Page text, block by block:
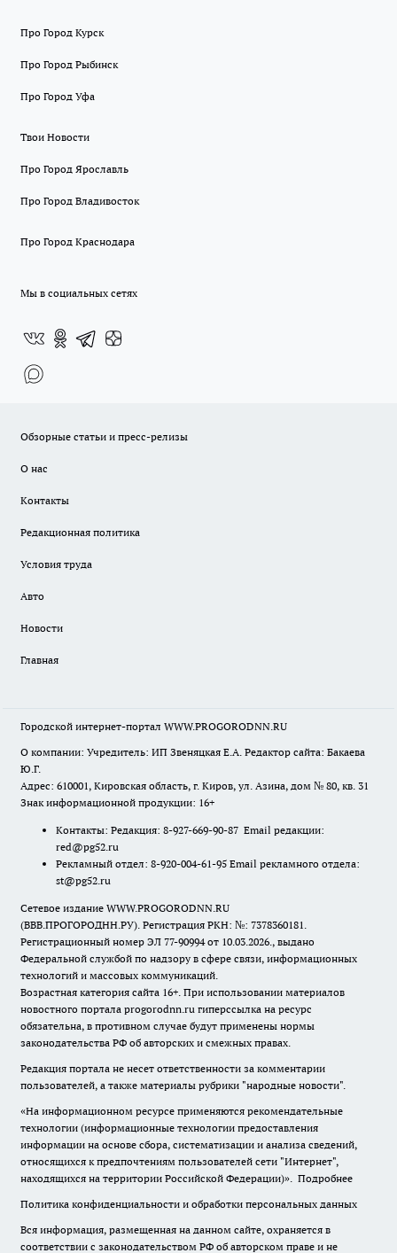
Про Город Курск
Про Город Рыбинск
Про Город Уфа
Твои Новости
Про Город Ярославль
Про Город Владивосток
Про Город Краснодара
Мы в социальных сетях
Обзорные статьи и пресс-релизы
О нас
Контакты
Редакционная политика
Условия труда
Авто
Новости
Главная
Городской интернет-портал WWW.PROGORODNN.RU
О компании: Учредитель: ИП Звеняцкая Е.А. Редактор сайта: Бакаева
Ю.Г.
Адрес: 610001, Кировская область, г. Киров, ул. Азина, дом № 80, кв. 31
Знак информационной продукции: 16+
Контакты: Редакция: 8-927-669-90-87 Email редакции:
red@pg52.ru
Рекламный отдел: 8-920-004-61-95 Email рекламного отдела:
st@pg52.ru
Сетевое издание WWW.PROGORODNN.RU
(ВВВ.ПРОГОРОДНН.РУ). Регистрация РКН: №: 7378360181.
Регистрационный номер ЭЛ 77-90994 от 10.03.2026., выдано
Федеральной службой по надзору в сфере связи, информационных
технологий и массовых коммуникаций.
Возрастная категория сайта 16+. При использовании материалов
новостного портала progorodnn.ru гиперссылка на ресурс
обязательна, в противном случае будут применены нормы
законодательства РФ об авторских и смежных правах.
Редакция портала не несет ответственности за комментарии
пользователей, а также материалы рубрики "народные новости".
«На информационном ресурсе применяются рекомендательные
технологии (информационные технологии предоставления
информации на основе сбора, систематизации и анализа сведений,
относящихся к предпочтениям пользователей сети "Интернет",
находящихся на территории Российской Федерации)». Подробнее
Политика конфиденциальности и обработки персональных данных
Вся информация, размещенная на данном сайте, охраняется в
соответствии с законодательством РФ об авторском праве и не